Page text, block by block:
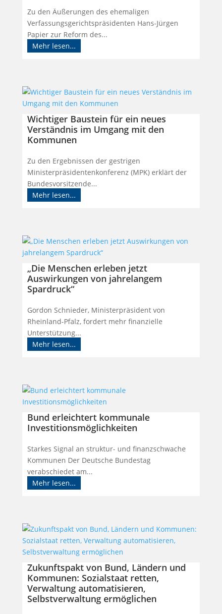
Zu den Äußerungen des ehemaligen
Verfassungsgerichtspräsidenten Hans-Jürgen
Papier zur Reform des...
Mehr lesen...
Wichtiger Baustein für ein neues
Verständnis im Umgang mit den
Kommunen
Zu den Ergebnissen der gestrigen
Ministerpräsidentenkonferenz (MPK) erklärt der
Bundesvorsitzende...
Mehr lesen...
„Die Menschen erleben jetzt
Auswirkungen von jahrelangem
Spardruck“
Gordon Schnieder, Ministerpräsident von
Rheinland-Pfalz, fordert mehr finanzielle
Unterstützung...
Mehr lesen...
Bund erleichtert kommunale
Investitionsmöglichkeiten
Starkes Signal an struktur- und finanzschwache
Kommunen Der Deutsche Bundestag
verabschiedet am...
Mehr lesen...
Zukunftspakt von Bund, Ländern und
Kommunen: Sozialstaat retten,
Verwaltung automatisieren,
Selbstverwaltung ermöglichen